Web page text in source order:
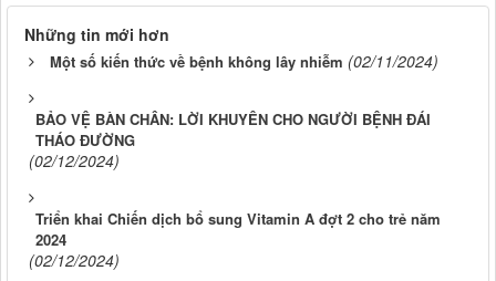
Những tin mới hơn
Một số kiến thức về bệnh không lây nhiễm (02/11/2024)
BẢO VỆ BÀN CHÂN: LỜI KHUYÊN CHO NGƯỜI BỆNH ĐÁI
THÁO ĐƯỜNG
(02/12/2024)
Triển khai Chiến dịch bổ sung Vitamin A đợt 2 cho trẻ năm
2024
(02/12/2024)